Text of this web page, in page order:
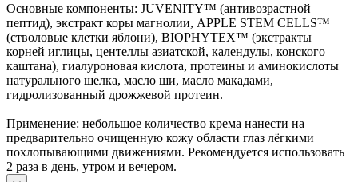
Основные компоненты: JUVENITY™ (антивозрастной
пептид), экстракт коры магнолии, APPLE STEM CELLS™
(стволовые клетки яблони), BIOPHYTEX™ (экстракты
корней иглицы, центеллы азиатской, календулы, конского
каштана), гиалуроновая кислота, протеины и аминокислоты
натурального шелка, масло ши, масло макадами,
гидролизованный дрожжевой протеин.
Применение: небольшое количество крема нанести на
предварительно очищенную кожу области глаз лёгкими
похлопывающими движениями. Рекомендуется использовать
2 раза в день, утром и вечером.